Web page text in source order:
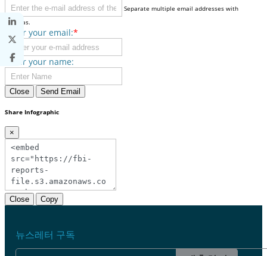
Separate multiple email addresses with
commas.
Enter your email:*
Enter your name:
Close Send Email
Share Infographic
×
Close Copy
뉴스레터 구독